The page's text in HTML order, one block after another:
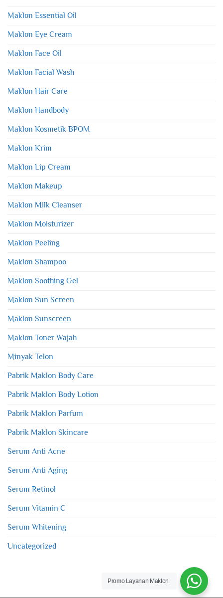
Maklon Essential Oil
Maklon Eye Cream
Maklon Face Oil
Maklon Facial Wash
Maklon Hair Care
Maklon Handbody
Maklon Kosmetik BPOM
Maklon Krim
Maklon Lip Cream
Maklon Makeup
Maklon Milk Cleanser
Maklon Moisturizer
Maklon Peeling
Maklon Shampoo
Maklon Soothing Gel
Maklon Sun Screen
Maklon Sunscreen
Maklon Toner Wajah
Minyak Telon
Pabrik Maklon Body Care
Pabrik Maklon Body Lotion
Pabrik Maklon Parfum
Pabrik Maklon Skincare
Serum Anti Acne
Serum Anti Aging
Serum Retinol
Serum Vitamin C
Serum Whitening
Uncategorized
Promo Layanan Maklon